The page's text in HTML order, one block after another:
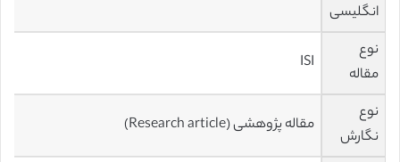
انگلیسی
نوع
مقاله
ISI
نوع
نگارش
مقاله پژوهشی (Research article)